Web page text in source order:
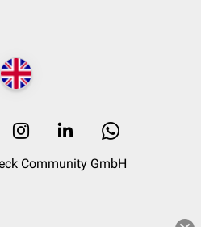
Community GmbH